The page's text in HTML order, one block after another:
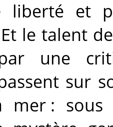
liberté et
le talent
une
sur
mer : sous